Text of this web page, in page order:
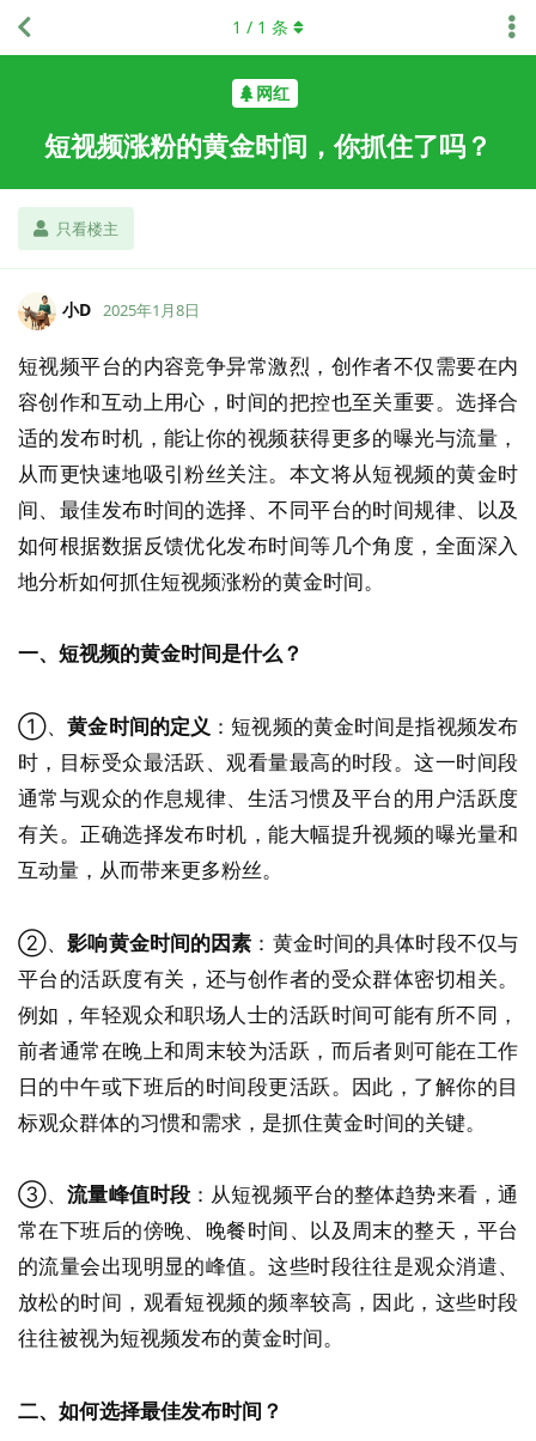
网红
短视频涨粉的黄金时间，你抓住了吗？
只看楼主
1 / 1 条
小D 2025年1月8日
短视频平台的内容竞争异常激烈，创作者不仅需要在内
容创作和互动上用心，时间的把控也至关重要。选择合
适的发布时机，能让你的视频获得更多的曝光与流量，
从而更快速地吸引粉丝关注。本文将从短视频的黄金时
间、最佳发布时间的选择、不同平台的时间规律、以及
如何根据数据反馈优化发布时间等几个角度，全面深入
地分析如何抓住短视频涨粉的黄金时间。
一、短视频的黄金时间是什么？
①、黄金时间的定义 ：短视频的黄金时间是指视频发布
时，目标受众最活跃、观看量最高的时段。这一时间段
通常与观众的作息规律、生活习惯及平台的用户活跃度
有关。正确选择发布时机，能大幅提升视频的曝光量和
互动量，从而带来更多粉丝。
②、影响黄金时间的因素 ：黄金时间的具体时段不仅与
平台的活跃度有关，还与创作者的受众群体密切相关。
例如，年轻观众和职场人士的活跃时间可能有所不同，
前者通常在晚上和周末较为活跃，而后者则可能在工作
日的中午或下班后的时间段更活跃。因此，了解你的目
标观众群体的习惯和需求，是抓住黄金时间的关键。
③、流量峰值时段 ：从短视频平台的整体趋势来看，通
常在下班后的傍晚、晚餐时间、以及周末的整天，平台
的流量会出现明显的峰值。这些时段往往是观众消遣、
放松的时间，观看短视频的频率较高，因此，这些时段
往往被视为短视频发布的黄金时间。
二、如何选择最佳发布时间？